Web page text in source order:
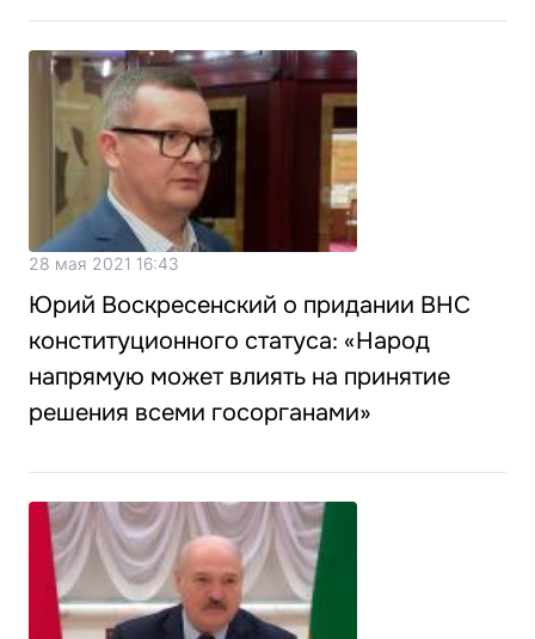
28 мая 2021 16:43
Юрий Воскресенский о придании ВНС
конституционного статуса: «Народ
напрямую может влиять на принятие
решения всеми госорганами»